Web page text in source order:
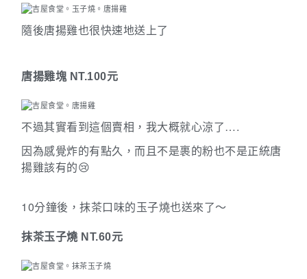
隨後唐揚雞也很快速地送上了
唐揚雞塊 NT.100元
不過其實看到這個賣相，我大概就心涼了….
因為感覺炸的有點久，而且不是裹的粉也不是正統唐
揚雞該有的😢
10分鐘後，抹茶口味的玉子燒也送來了～
抹茶玉子燒 NT.60元